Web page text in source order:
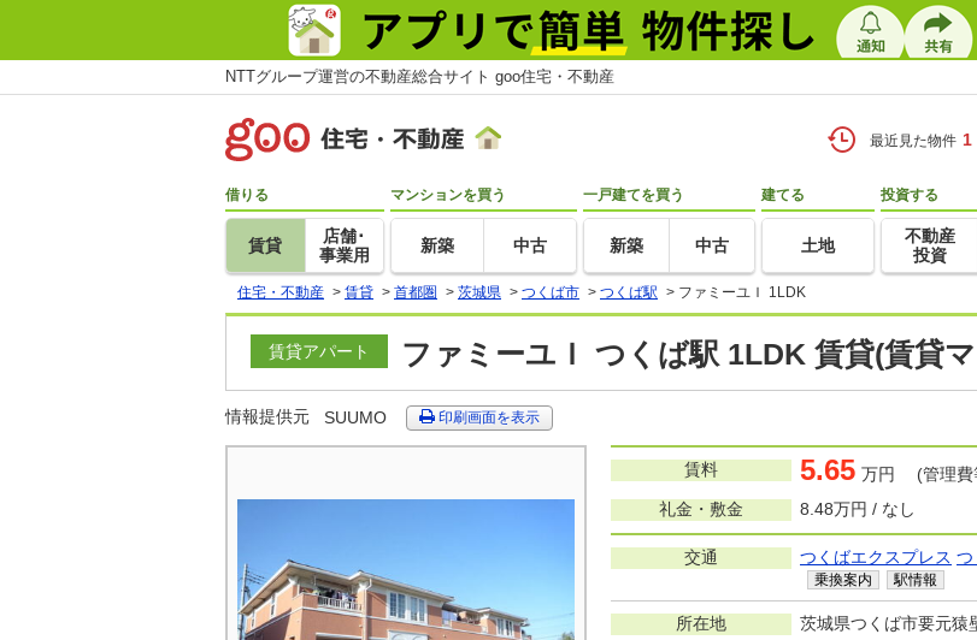
NTTグループ運営の不動産総合サイト goo住宅・不動産
最近見た物件 1
借りる
賃貸
店舗･
事業用
マンションを買う
新築 中古
一戸建てを買う
新築 中古
建てる
土地
投資する
不動産
投資
住宅・不動産 > 賃貸 > 首都圏 > 茨城県 > つくば市 > つくば駅 > ファミーユＩ 1LDK
賃貸アパート ファミーユＩ つくば駅 1LDK 賃貸(賃貸
情報提供元 SUUMO 印刷画面を表示
賃料 5.65 万円 (管理費
礼金・敷金
8.48万円 / なし
交通 つくばエクスプレス つ
乗換案内 駅情報
所在地 茨城県つくば市要元猿